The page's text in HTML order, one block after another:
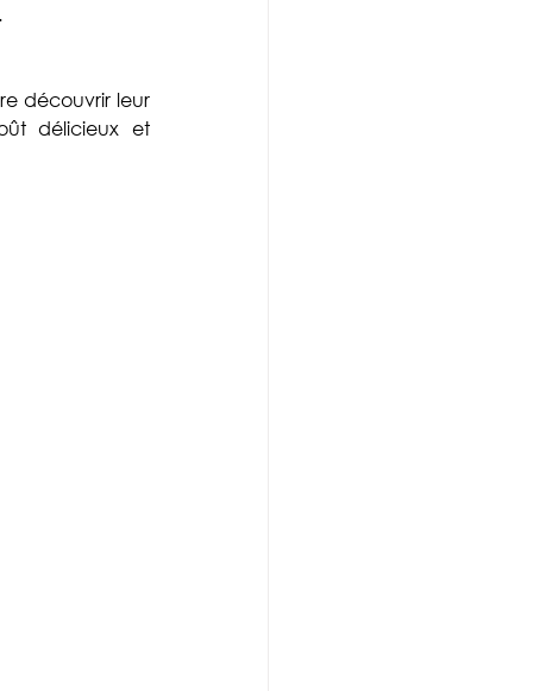
découvrir leur
délicieux et